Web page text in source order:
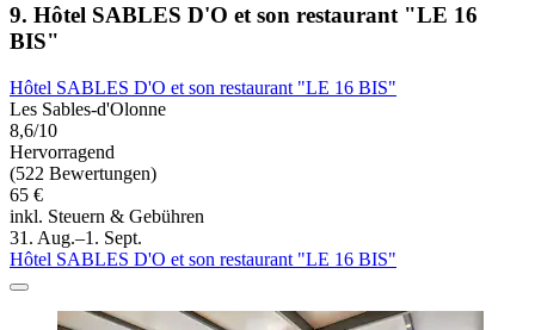
9. Hôtel SABLES D'O et son restaurant "LE 16
BIS"
Hôtel SABLES D'O et son restaurant "LE 16 BIS"
Les Sables-d'Olonne
8,6/10
Hervorragend
(522 Bewertungen)
65 €
inkl. Steuern & Gebühren
31. Aug.–1. Sept.
Hôtel SABLES D'O et son restaurant "LE 16 BIS"